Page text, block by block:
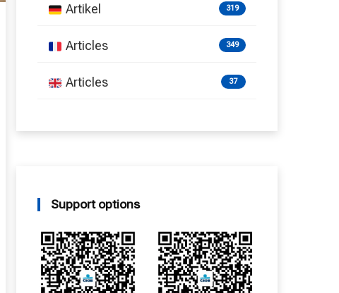
Artikel 319
Articles 349
Articles 37
Support options